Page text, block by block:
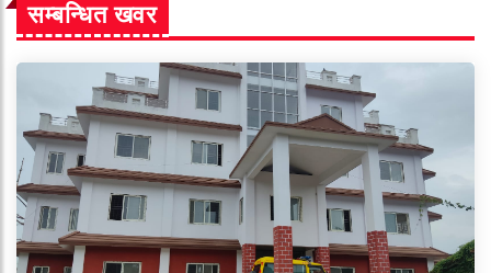
सम्बन्धित खवर